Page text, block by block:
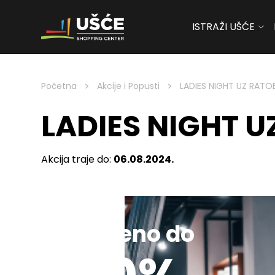
Skip to content
ISTRAŽI UŠĆE
Početna > Akcije i Popusti > LADIES NIGHT UZ
LADIES NIGHT
Akcija traje do: 06.08.2024.
Sniženo do